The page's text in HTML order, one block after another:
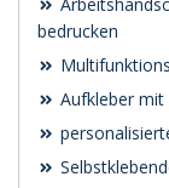
bedrucken
Aufkleber mit